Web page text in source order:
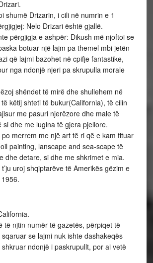
shumë Drizarin, i cili në numrin e 1
Nelo Drizari është gjallë.
përgjigja e ashpër: Dikush më njoftoi se
botuar një lajm pa themel mbi jetën
që lajmi bazohet në cpifje fantastike,
nga ndonjë njeri pa skrupulla morale
shëndet të mirë dhe shullehem në
këtij shteti të bukur(California), të cilin
me pasuri njerëzore dhe male të
si dhe me lugina të gjera pjellore.
po merrem me një art të ri që e kam fituar
painting, lanscape and sea-scape të
dhe detare, si dhe me shkrimet e mia.
uroj shqiptarëve të Amerikës gëzim e
të njtin numër të gazetës, përpiqet të
se lajmi nuk ishte dashakeqës
ndonjë i paskrupullt, por ai vetë